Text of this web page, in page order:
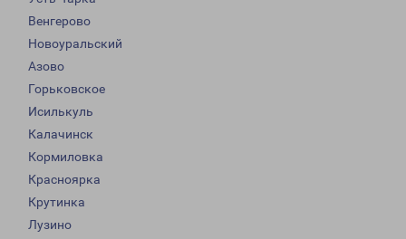
Венгерово
Новоуральский
Азово
Горьковское
Исилькуль
Калачинск
Кормиловка
Красноярка
Крутинка
Лузино